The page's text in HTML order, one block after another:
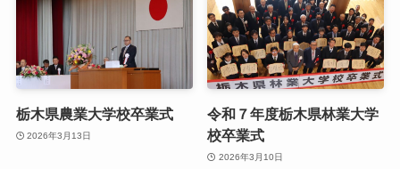
栃木県農業大学校卒業式
2026年3月13日
令和７年度栃木県林業大学
校卒業式
2026年3月10日